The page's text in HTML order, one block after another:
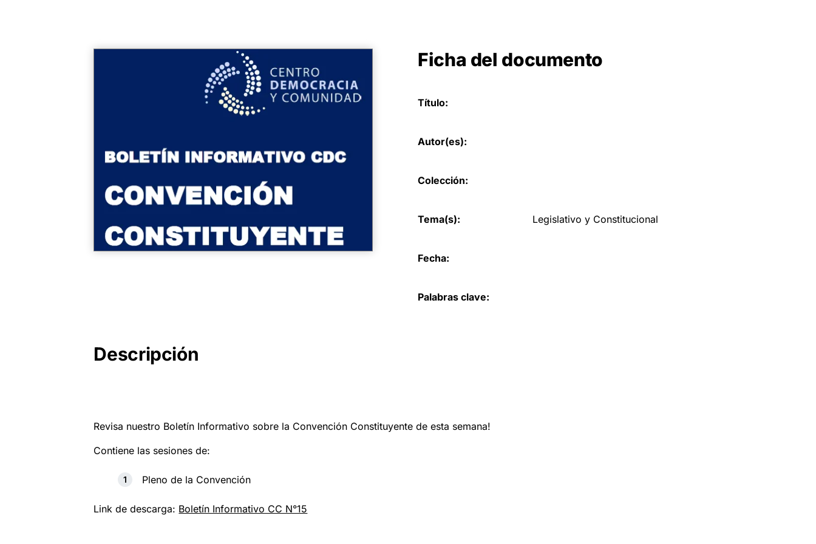
Ficha del documento
Título:
Autor(es):
Colección:
Tema(s): Legislativo y Constitucional
Fecha:
Palabras clave:
Descripción
Revisa nuestro Boletín Informativo sobre la Convención Constituyente de esta semana!
Contiene las sesiones de:
Pleno de la Convención
Link de descarga: Boletín Informativo CC N°15